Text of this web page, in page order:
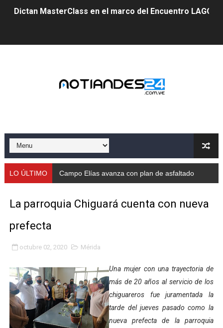
Dictan MasterClass en el marco del Encuentro LAGO
Gobernador Arnaldo Sánchez apadrina a más de 993
Mérida fortalece su reserva deportiva de cara a
Gobernación de Mérida instalará mesa de trabajo con
Fundecem ofrece taller de bordado en punto de cruz
Hospital universitario muestra sus avances en visita
Instituto Nacional de Nutrición celebra Semana
Gobernación de Mérida fortalece el desarrollo
LO ÚLTIMO Campo Elías avanza con plan de asfaltado
La parroquia Chiguará cuenta con nueva
prefecta
octubre 02, 2020 Mérida
Una mujer con una trayectoria de
más de 20 años al servicio de los
chiguareros fue juramentada la
tarde del jueves pasado como la
nueva prefecta de la parroquia